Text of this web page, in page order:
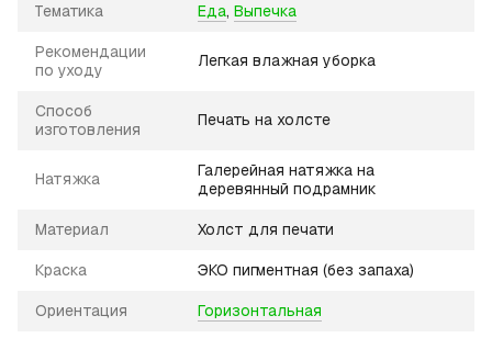
Тематика Еда, Выпечка
Рекомендации
по уходу
Легкая влажная уборка
Способ
изготовления
Печать на холсте
Натяжка
Галерейная натяжка на
деревянный подрамник
Материал Холст для печати
Краска ЭКО пигментная (без запаха)
Ориентация Горизонтальная